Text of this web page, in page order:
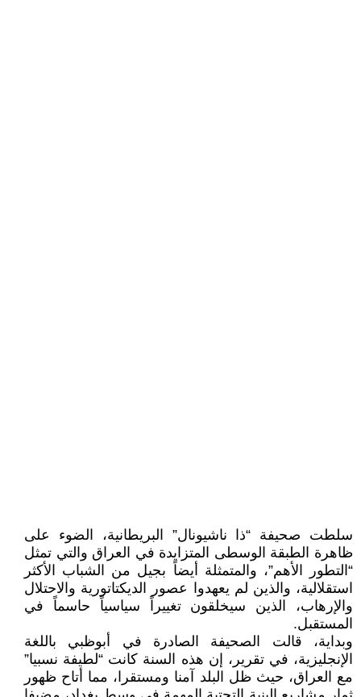
سلطت صحيفة “ذا ناشيونال” البريطانية، الضوء على
ظاهرة الطبقة الوسطى المتزايدة في العراق والتي تمثل
“التطور الأهم”، والمتمثلة أيضاً بجيل من الشباب الأكثر
استقلالية، والذين لم يعهدوا عصور الديكتاتورية والاحتلال
والإرهاب، الذين سيخلقون تغييراً سياسياً حاسماً في
المستقبل.
وبداية، قالت الصحيفة الصادرة في أبوظبي باللغة
الإنجليزية، في تقرير، إن هذه السنة كانت “لطيفة نسبيا”
مع العراق، حيث ظل البلد آمنا ومستقرا، مما أتاح ظهور